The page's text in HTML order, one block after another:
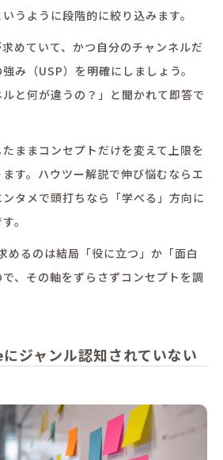
うように段階的に絞り込みます。
めていて、かつ自分のチャンネルだ
み（USP）を明確にしましょう。
ルと何が違うの？」と聞かれて即答で
ままコンセプトだけを変えて上限を
す。ハウツー解説で伸び悩むならエ
タメで頭打ちなら「学べる」方向に
。
るのは結局「役に立つ」か「面白
、その軸をずらさずコンセプトを調
ジャンル認知されていない